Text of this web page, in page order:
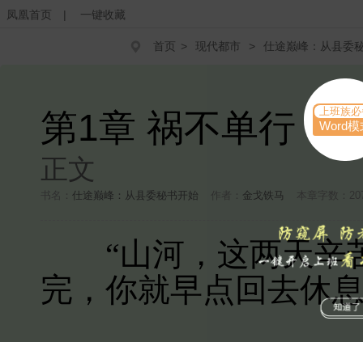
凤凰首页 | 一键收藏
首页 > 现代都市 > 仕途巅峰：从县委
第1章 祸不单行 上班族必
Word模
正文
书名： 仕途巅峰：从县委秘书开始 作者： 金戈铁马 本章字数：
“山河，这两天辛
完，你就早点回去休